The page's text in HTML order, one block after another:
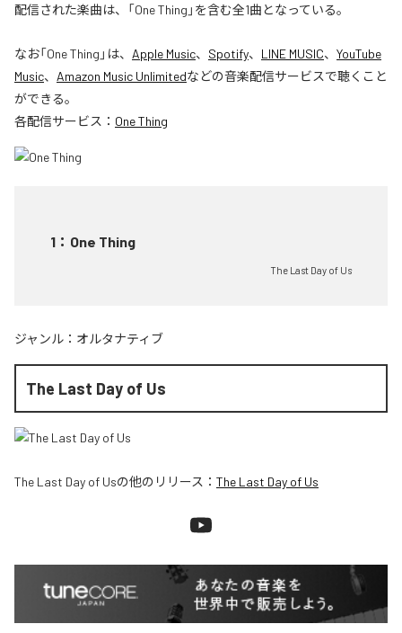
配信された楽曲は、「One Thing」を含む全1曲となっている。
なお「One Thing 」は、 Apple Music、 Spotify、 LINE MUSIC、 YouTube
Music、 Amazon Music Unlimitedなどの音楽配信サービスで聴くこと
ができる。
各配信サービス： One Thing
1 ： One Thing
The Last Day of Us
ジャンル： オルタナティブ
The Last Day of Us
The Last Day of Usの他のリリース： The Last Day of Us